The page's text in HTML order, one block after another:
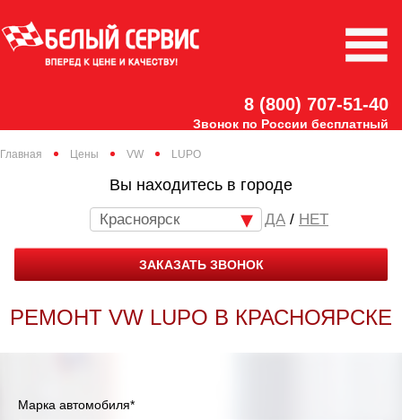
8 (800) 707-51-40
Звонок по России бесплатный
Главная Цены VW LUPO
Вы находитесь в городе
Красноярск / НЕТ
ЗАКАЗАТЬ ЗВОНОК
РЕМОНТ VW LUPO В КРАСНОЯРСКЕ
Марка автомобиля*